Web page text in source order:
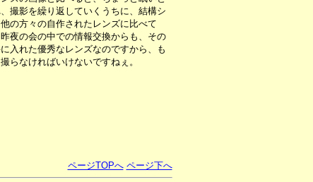
撮影を繰り返していくうちに、結構シ
の方々の自作されたレンズに比べて
夜の会の中での情報交換からも、その
入れた優秀なレンズなのですから、も
らなければいけないですねぇ。
ページTOPへ ページ下へ